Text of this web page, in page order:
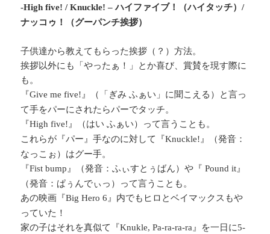
-High five! / Knuckle! –ハイファイブ！（ハイタッチ）/
ナッコゥ！（グーパンチ挨拶）
子供達から教えてもらった挨拶（？）方法。
挨拶以外にも「やったぁ！」とか喜び、賞賛を現す際に
も。
『Give me five!』（「ぎみ ふぁい」に聞こえる）と言っ
て手をパーにされたらパーでタッチ。
『High five!』（はい ふぁい）って言うことも。
これらが『パー』手なのに対して『Knuckle!』（発音：
なっこぉ）はグー手。
『Fist bump』（発音：ふぃすとぅばん）や『Pound it』
（発音：ぱぅんでぃっ）って言うことも。
あの映画『Big Hero 6』内でもヒロとベイマックスもや
っていた！
家の子はそれを真似て『Knukle, Pa-ra-ra-ra』を一日に5-